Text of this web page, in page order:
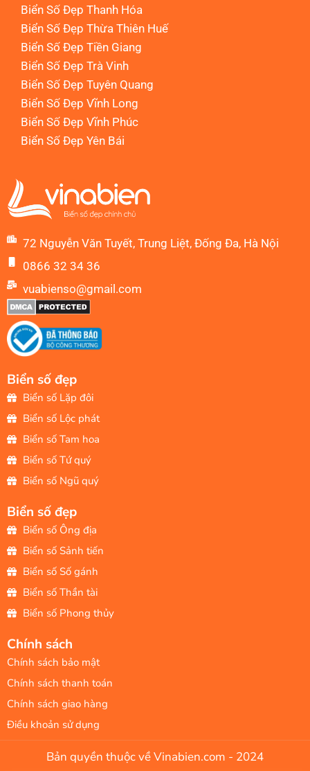
Biển Số Đẹp Thanh Hóa
Biển Số Đẹp Thừa Thiên Huế
Biển Số Đẹp Tiền Giang
Biển Số Đẹp Trà Vinh
Biển Số Đẹp Tuyên Quang
Biển Số Đẹp Vĩnh Long
Biển Số Đẹp Vĩnh Phúc
Biển Số Đẹp Yên Bái
72 Nguyễn Văn Tuyết, Trung Liệt, Đống Đa, Hà Nội
0866 32 34 36
vuabienso@gmail.com
Biển số đẹp
Biển số Lặp đôi
Biển số Lộc phát
Biển số Tam hoa
Biển số Tứ quý
Biển số Ngũ quý
Biển số đẹp
Biển số Ông địa
Biển số Sảnh tiến
Biển số Số gánh
Biển số Thần tài
Biển số Phong thủy
Chính sách
Chính sách bảo mật
Chính sách thanh toán
Chính sách giao hàng
Điều khoản sử dụng
Bản quyền thuộc về Vinabien.com - 2024